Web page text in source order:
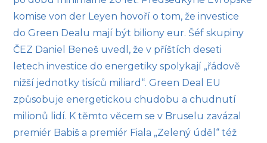
komise von der Leyen hovoří o tom, že investice
do Green Dealu mají být biliony eur. Šéf skupiny
ČEZ Daniel Beneš uvedl, že v příštích deseti
letech investice do energetiky spolykají „řádově
nižší jednotky tisíců miliard“. Green Deal EU
způsobuje energetickou chudobu a chudnutí
milionů lidí. K těmto věcem se v Bruselu zavázal
premiér Babiš a premiér Fiala „Zelený úděl“ též